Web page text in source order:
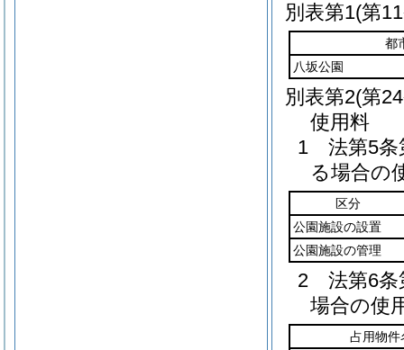
別表第1(第
都
八坂公園
別表第2(第
使用料
1 法第5条
る場合の
区分
公園施設の設置
公園施設の管理
2 法第6条
場合の使
占用物件